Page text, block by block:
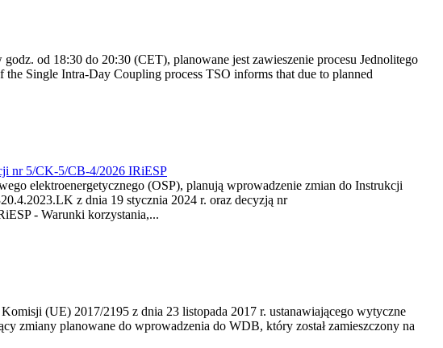
od 18:30 do 20:30 (CET), planowane jest zawieszenie procesu Jednolitego
Single Intra-Day Coupling process TSO informs that due to planned
nr 5/CK-5/CB-4/2026 IRiESP
elektroenergetycznego (OSP), planują wprowadzenie zmian do Instrukcji
z dnia 19 stycznia 2024 r. oraz decyzją nr
- Warunki korzystania,...
(UE) 2017/2195 z dnia 23‍ listopada 2017 r. ustanawiającego wytyczne
zmiany planowane do wprowadzenia do WDB, który został zamieszczony na